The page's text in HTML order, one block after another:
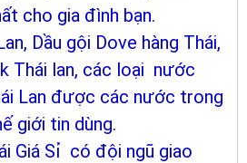
cho gia đình bạn.
Dầu gội Dove hàng Thái,
Thái lan, các loại nước
Lan được các nước trong
giới tin dùng.
Giá Sỉ có đội ngũ giao